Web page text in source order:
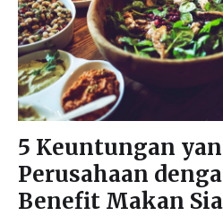
5 Keuntungan
Perusahaan
Benefit Makan